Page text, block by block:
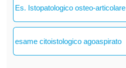
Es. Istopatologico osteo-articolare
esame citoistologico agoaspirato